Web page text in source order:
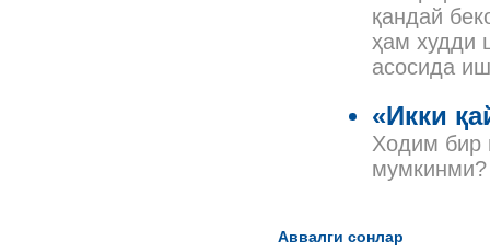
қандай
ҳам худди
асосида
«Икки
Ходим бир
мумкинми?
Аввалги сонлар